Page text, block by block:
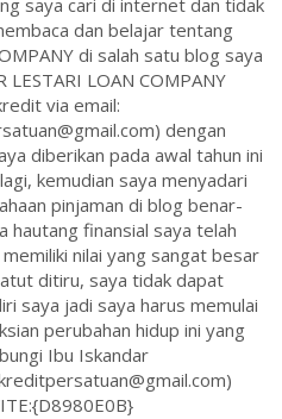
saya cari di internet dan tidak
dan belajar tentang
di salah satu blog saya
LESTARI LOAN COMPANY
via email:
dengan
diberikan pada awal tahun ini
kemudian saya menyadari
pinjaman di blog benar-
hautang finansial saya telah
nilai yang sangat besar
ditiru, saya tidak dapat
saya jadi saya harus memulai
perubahan hidup ini yang
Ibu Iskandar